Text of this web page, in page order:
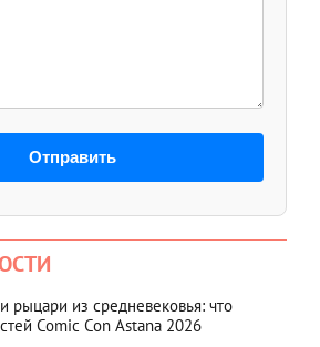
Отправить
рыцари из средневековья: что
Comic Con Astana 2026